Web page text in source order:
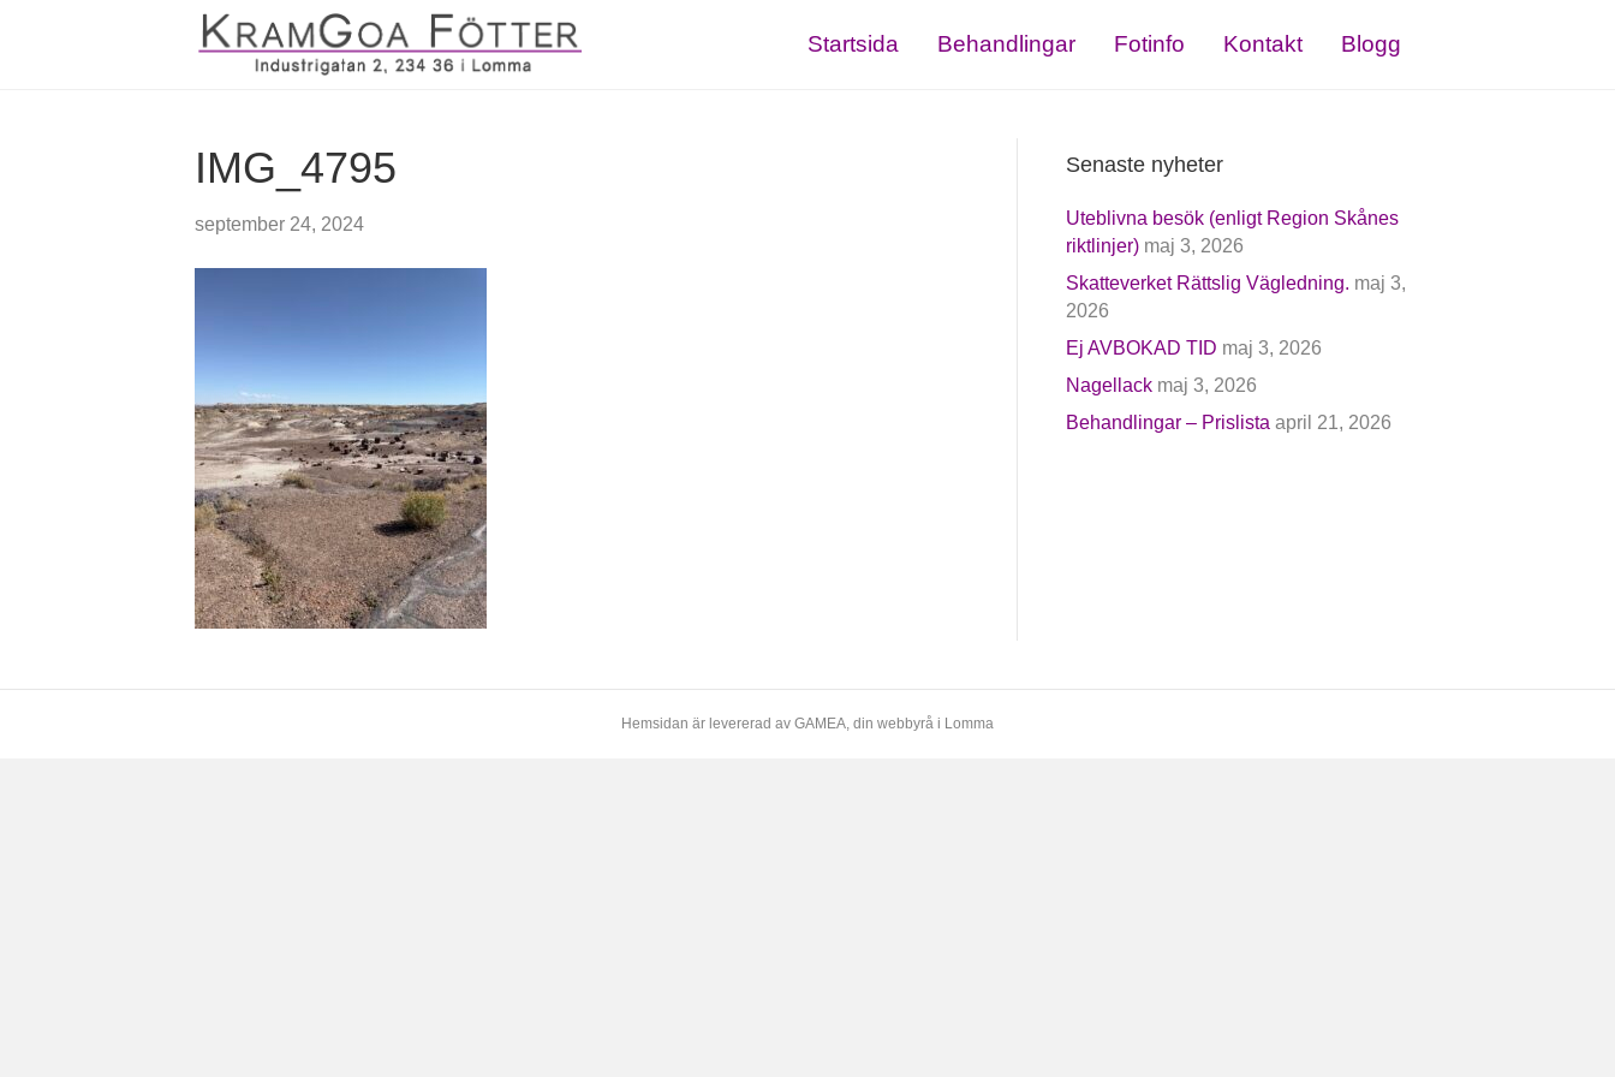
Startsida Behandlingar Fotinfo Kontakt Blogg
IMG_4795
september 24, 2024
Senaste nyheter
Uteblivna besök (enligt Region Skånes
riktlinjer) maj 3, 2026
Skatteverket Rättslig Vägledning. maj 3,
2026
Ej AVBOKAD TID maj 3, 2026
Nagellack maj 3, 2026
Behandlingar – Prislista april 21, 2026
Hemsidan är levererad av GAMEA, din webbyrå i Lomma